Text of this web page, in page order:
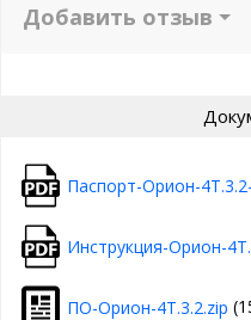
Добавить отзыв
Паспорт-Орион-
Инструкция-Орион-
ПО-Орион-4Т.3.2.zip